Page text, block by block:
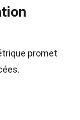
promet